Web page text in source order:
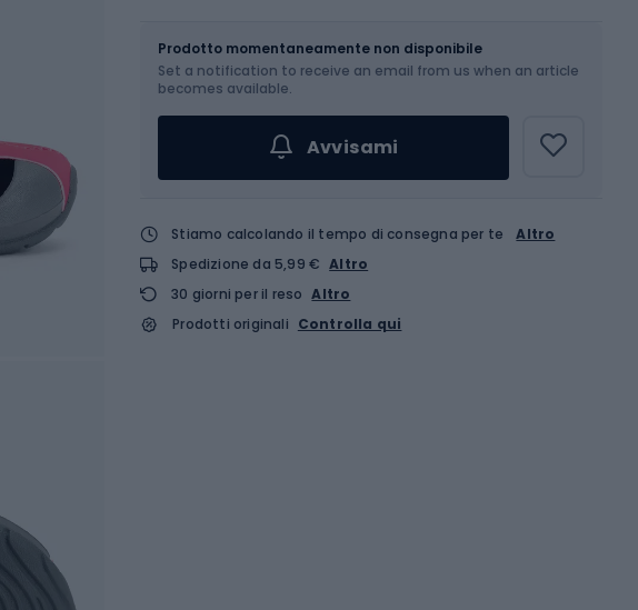
Scegli un'opzione...
Prodotto momentaneamente non disponibile
Set a notification to receive an email from us when an article
becomes available.
Avvisami
Stiamo calcolando il tempo di consegna per te
Altro
Spedizione da 5,99 € Altro
30 giorni per il reso Altro
Prodotti originali Controlla qui